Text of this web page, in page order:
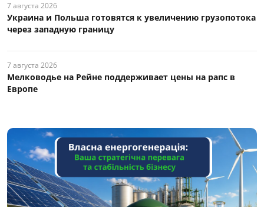
7 августа 2026
Украина и Польша готовятся к увеличению грузопотока
через западную границу
7 августа 2026
Мелководье на Рейне поддерживает цены на рапс в
Европе